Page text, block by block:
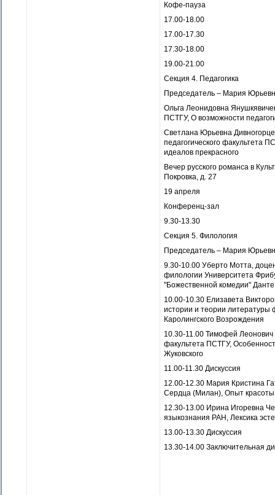
Кофе-пауза
17.00-18.00
17.00-17.30
17.30-18.00
19.00-21.00
Секция 4. Педагогика
Председатель – Мария
Ольга Леонидовна
ПСТГУ, О возможности
Светлана Юрьевна
педагогического факультета
идеалов прекрасного
Вечер русского романса в
Покровка, д. 27
19 апреля
Конференц-зал
9.30-13.30
Секция 5. Филология
Председатель – Мария
9.30-10.00 Уберто Мотта,
филологии Университета
"Божественной комедии" Данте
10.00-10.30 Елизавета
истории и теории литературы
Каролингского Возрождения
10.30-11.00 Тимофей
факультета ПСТГУ,
Жуковского
11.00-11.30 Дискуссия
12.00-12.30 Мария Кристина
Сердца (Милан), Опыт красоты
12.30-13.00 Ирина Игоревна
языкознания РАН, Лексика
13.00-13.30 Дискуссия
13.30-14.00 Заключительная